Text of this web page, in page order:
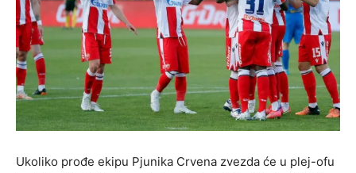
Ukoliko prođe ekipu Pjunika Crvena zvezda će u plej-ofu